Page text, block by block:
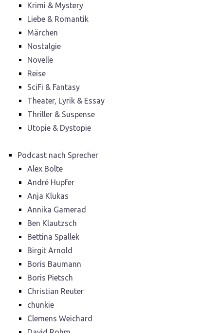
Krimi & Mystery
Liebe & Romantik
Märchen
Nostalgie
Novelle
Reise
SciFi & Fantasy
Theater, Lyrik & Essay
Thriller & Suspense
Utopie & Dystopie
Podcast nach Sprecher
Alex Bolte
André Hupfer
Anja Klukas
Annika Gamerad
Ben Klautzsch
Bettina Spallek
Birgit Arnold
Boris Baumann
Boris Pietsch
Christian Reuter
chunkie
Clemens Weichard